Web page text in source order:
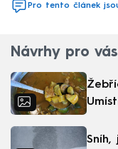
Pro tento článek
Návrhy pro vás
Sníh,